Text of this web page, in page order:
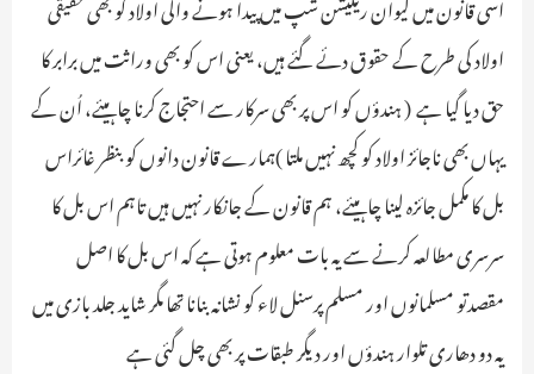
اولاد کی طرح کے حقوق دئے گئے ہیں، یعنی اس کو بھی وراثت میں برابر کا
حق دیا گیا ہے ـ ( ہندؤں کو اس پر بھی سرکار سے احتجاج کرنا چاہیئے، اُن کے
یہاں بھی ناجائز اولاد کو کچھ نہیں ملتا ـ)ہمارے قانون دانوں کو بنظر غائراس
بل کا مکمل جائزہ لینا چاہیئے، ہم قانون کے جانکار نہیں ہیں تاہم اس بل کا
سرسری مطالعہ کرنے سے یہ بات معلوم ہوتی ہے کہ اس بل کا اصل
مقصدتو مسلمانوں اور مسلم پرسنل لاء کو نشانہ بنانا تھا مگر شاید جلد بازی میں
یہ دو دھاری تلوار ہندؤں اور دیگر طبقات پر بھی چل گئی ہے ـ